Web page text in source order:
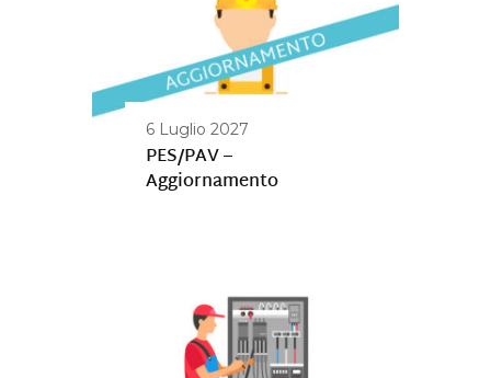
6 Luglio 2027
PES/PAV –
Aggiornamento